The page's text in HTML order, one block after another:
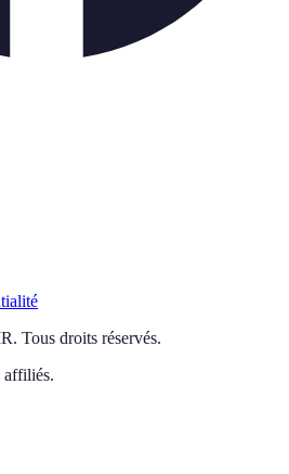
. Tous droits réservés.
affiliés.